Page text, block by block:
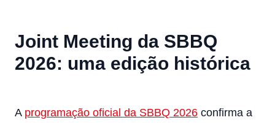
Joint Meeting da SBBQ
2026: uma edição histórica
A programação oficial da SBBQ 2026 confirma a